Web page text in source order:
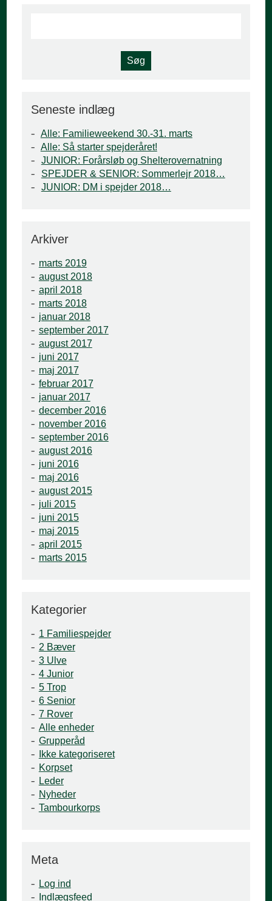
Seneste indlæg
Alle: Familieweekend 30.-31. marts
Alle: Så starter spejderåret!
JUNIOR: Forårsløb og Shelterovernatning
SPEJDER & SENIOR: Sommerlejr 2018…
JUNIOR: DM i spejder 2018…
Arkiver
marts 2019
august 2018
april 2018
marts 2018
januar 2018
september 2017
august 2017
juni 2017
maj 2017
februar 2017
januar 2017
december 2016
november 2016
september 2016
august 2016
juni 2016
maj 2016
august 2015
juli 2015
juni 2015
maj 2015
april 2015
marts 2015
Kategorier
1 Familiespejder
2 Bæver
3 Ulve
4 Junior
5 Trop
6 Senior
7 Rover
Alle enheder
Grupperåd
Ikke kategoriseret
Korpset
Leder
Nyheder
Tambourkorps
Meta
Log ind
Indlægsfeed